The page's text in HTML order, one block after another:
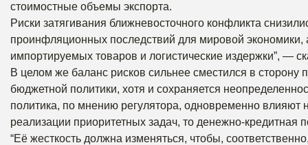
стоимостные объемы экспорта.
Риски затягивания ближневосточного конфликта
проинфляционных последствий для мировой экономики,
импортируемых товаров и логистические издержки”, —
В целом же баланс рисков сильнее сместился в
бюджетной политики, хотя и сохраняется
политика, по мнению регулятора, одновременно влияют
реализации приоритетных задач, то денежно-кредитная
“Её жесткость должна изменяться, чтобы,